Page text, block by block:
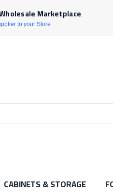
Marketplace
to your Store
CABINETS & STORAGE